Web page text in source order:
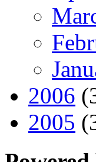
2006
2005